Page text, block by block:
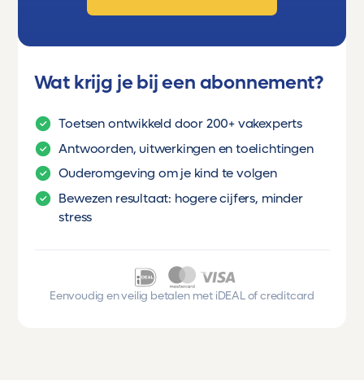
Wat krijg je bij een abonnement?
Toetsen ontwikkeld door 200+ vakexperts
Antwoorden, uitwerkingen en toelichtingen
Ouderomgeving om je kind te volgen
Bewezen resultaat: hogere cijfers, minder
stress
Eenvoudig en veilig betalen met iDEAL of creditcard